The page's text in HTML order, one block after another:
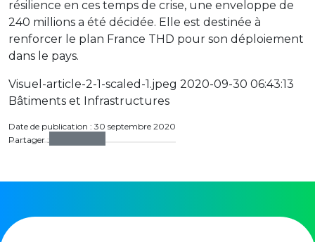
résilience en ces temps de crise, une enveloppe de
240 millions a été décidée. Elle est destinée à
renforcer le plan France THD pour son déploiement
dans le pays.
Visuel-article-2-1-scaled-1.jpeg 2020-09-30 06:43:13
Bâtiments et Infrastructures
Date de publication : 30 septembre 2020
Partager :